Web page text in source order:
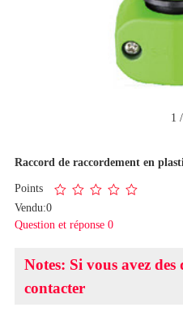
1 /
Raccord de raccordement en
Points
Vendu:0
Question et réponse 0
Notes: Si vous avez
contacter